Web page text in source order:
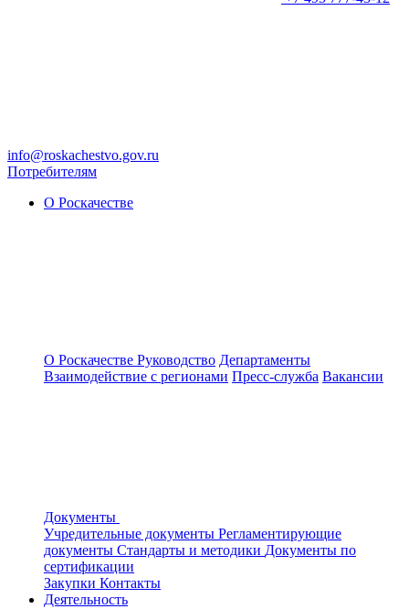
info@roskachestvo.gov.ru
Потребителям
О Роскачестве
О Роскачестве Руководство Департаменты
Взаимодействие с регионами Пресс-служба Вакансии
Документы
Учредительные документы Регламентирующие
документы Стандарты и методики Документы по
сертификации
Закупки Контакты
Деятельность